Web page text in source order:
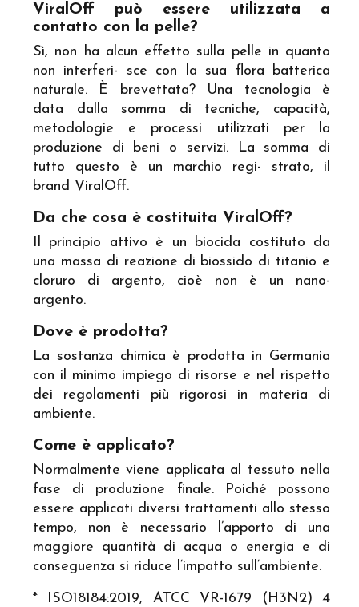
ViralOff può essere utilizzata a
contatto con la pelle?
Sì, non ha alcun effetto sulla pelle in quanto
non interferi- sce con la sua flora batterica
naturale. È brevettata? Una tecnologia è
data dalla somma di tecniche, capacità,
metodologie e processi utilizzati per la
produzione di beni o servizi. La somma di
tutto questo è un marchio regi- strato, il
brand ViralOff.
Da che cosa è costituita ViralOff?
Il principio attivo è un biocida costituto da
una massa di reazione di biossido di titanio e
cloruro di argento, cioè non è un nano-
argento.
Dove è prodotta?
La sostanza chimica è prodotta in Germania
con il minimo impiego di risorse e nel rispetto
dei regolamenti più rigorosi in materia di
ambiente.
Come è applicato?
Normalmente viene applicata al tessuto nella
fase di produzione finale. Poiché possono
essere applicati diversi trattamenti allo stesso
tempo, non è necessario l’apporto di una
maggiore quantità di acqua o energia e di
conseguenza si riduce l’impatto sull’ambiente.
* ISO18184:2019, ATCC VR-1679 (H3N2) 4